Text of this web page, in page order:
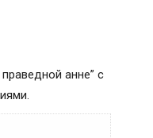
анне” с